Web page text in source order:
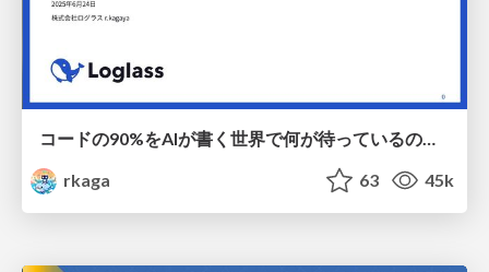
コードの90%をAIが書く世界で何が待っているのか / What awaits us in a world where 90% of the code is written by AI
rkaga
63 45k